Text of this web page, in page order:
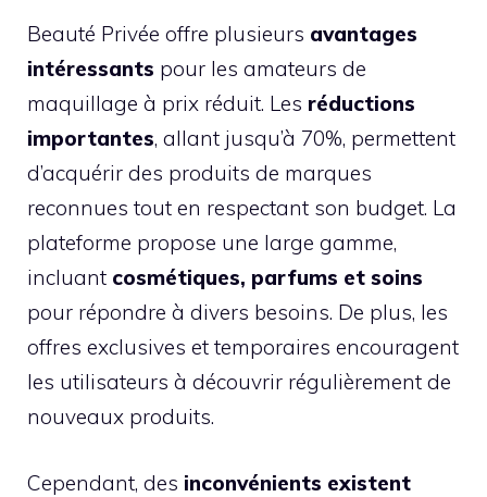
Beauté Privée offre plusieurs avantages
intéressants pour les amateurs de
maquillage à prix réduit. Les réductions
importantes, allant jusqu’à 70%, permettent
d’acquérir des produits de marques
reconnues tout en respectant son budget. La
plateforme propose une large gamme,
incluant cosmétiques, parfums et soins
pour répondre à divers besoins. De plus, les
offres exclusives et temporaires encouragent
les utilisateurs à découvrir régulièrement de
nouveaux produits.
Cependant, des inconvénients existent